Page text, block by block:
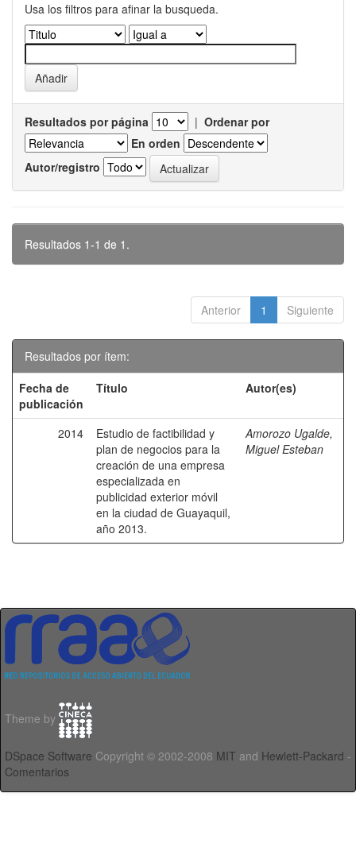
Usa los filtros para afinar la busqueda.
Resultados por página | Ordenar por
En orden
Autor/registro
Resultados 1-1 de 1.
Anterior 1 Siguiente
Resultados por ítem:
Fecha de
publicación
Título Autor(es)
2014
Estudio de factibilidad y
plan de negocios para la
creación de una empresa
especializada en
publicidad exterior móvil
en la ciudad de Guayaquil,
año 2013.
Amorozo Ugalde,
Miguel Esteban
Theme by
DSpace Software Copyright © 2002-2008 MIT and Hewlett-Packard -
Comentarios